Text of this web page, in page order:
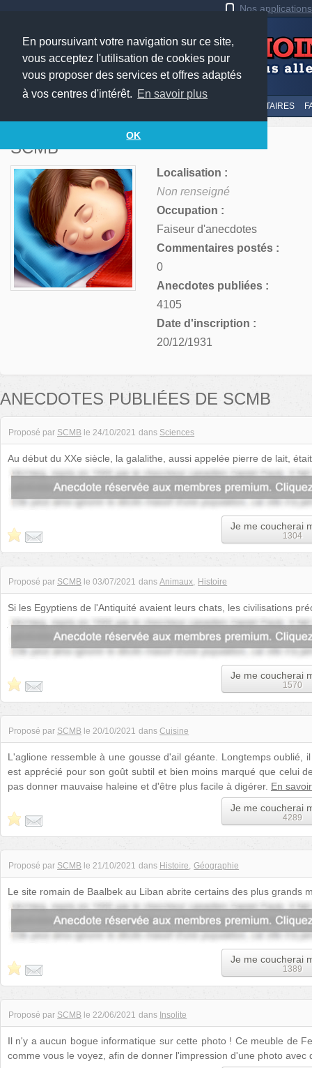
En poursuivant votre navigation sur ce site,
vous acceptez l'utilisation de cookies pour
vous proposer des services et offres adaptés
à vos centres d'intérêt. En savoir plus
OK
Nos
SUIVI DES COMMENTAIRES
SCMB
Localisation :
Non renseigné
Occupation :
Faiseur d'anecdotes
Commentaires postés :
0
Anecdotes publiées :
4105
Date d'inscription :
20/12/1931
ANECDOTES PUBLIÉES DE SCMB
Proposé par SCMB le 24/10/2021 dans Sciences
Au début du XXe siècle, la galalithe, aussi appelée pierre de lait,
Elle était lar...
Je me coucherai
1304
Proposé par SCMB le 03/07/2021 dans Animaux Histoire
Si les Egyptiens de l'Antiquité avaient leurs chats, les civilisations
jaguarondis. Ces fé...
Je me coucherai
1570
Proposé par SCMB le 20/10/2021 dans Cuisine
L'aglione ressemble à une gousse d'ail géante. Longtemps oublié,
est apprécié pour son goût subtil et bien moins marqué que celui
pas donner mauvaise haleine et d'être plus facile à digérer. En
Je me coucherai
4289
Proposé par SCMB le 21/10/2021 dans Histoire Géographie
Le site romain de Baalbek au Liban abrite certains des plus grands
blocs d'une vingtaine d...
Je me coucherai
1389
Proposé par SCMB le 22/06/2021 dans Insolite
Il n'y a aucun bogue informatique sur cette photo ! Ce meuble de
comme vous le voyez, afin de donner l'impression d'une photo avec